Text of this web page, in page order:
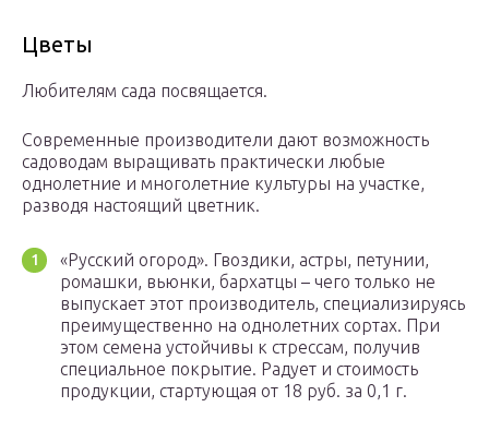
Цветы
Любителям сада посвящается.
Современные производители дают возможность
садоводам выращивать практически любые
однолетние и многолетние культуры на участке,
разводя настоящий цветник.
«Русский огород». Гвоздики, астры, петунии,
ромашки, вьюнки, бархатцы – чего только не
выпускает этот производитель, специализируясь
преимущественно на однолетних сортах. При
этом семена устойчивы к стрессам, получив
специальное покрытие. Радует и стоимость
продукции, стартующая от 18 руб. за 0,1 г.